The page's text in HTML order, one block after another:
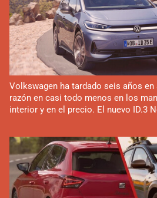
Volkswagen ha tardado seis años
razón en casi todo menos en los
interior y en el precio. El nuevo ID.3